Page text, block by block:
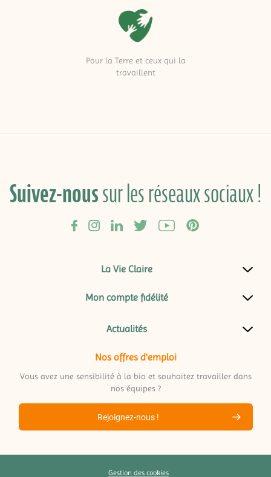
Pour la Terre et ceux qui la
travaillent
Suivez-noussur les réseaux sociaux !
La Vie Claire
Mon compte fidélité
Actualités
Nos offres d'emploi
Vous avez une sensibilité à la bio et souhaitez travailler dans
nos équipes ?
Rejoignez-nous !
Gestion des cookies